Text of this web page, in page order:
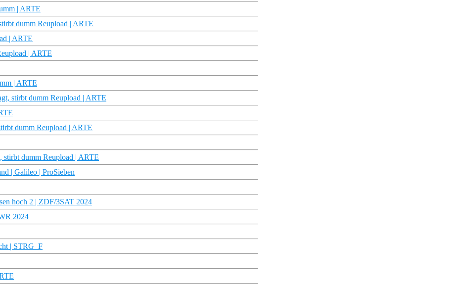
| ARTE
dumm Reupload | ARTE
| ARTE
| ARTE
| ARTE
stirbt dumm Reupload | ARTE
dumm Reupload | ARTE
stirbt dumm Reupload | ARTE
| Galileo | ProSieben
hoch 2 | ZDF/3SAT 2024
2024
| STRG_F